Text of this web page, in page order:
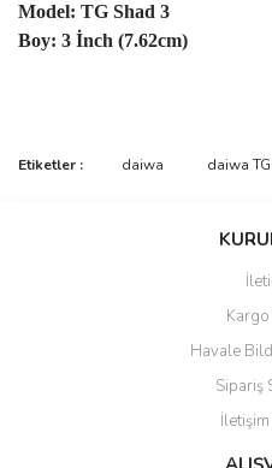
Model: TG Shad 3
Boy: 3 İnch (7.62cm)
Bu ürünün fiyat bilgisi, resim, ürün
Görüş ve önerileriniz için teşekkür
Ürün resmi kalitesiz, bozuk
Ürün açıklamasında eksik
Ürün bilgilerinde hatalar
Ürün fiyatı diğer sitelerden
Bu ürüne benzer farklı
Etiketler : daiwa daiwa
Kargo
Havale
Sipariş